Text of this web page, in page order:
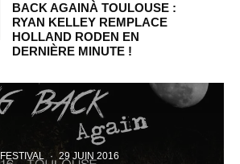
BACK AGAINÀ TOULOUSE :
RYAN KELLEY REMPLACE
HOLLAND RODEN EN
DERNIÈRE MINUTE !
FESTIVAL · 29 JUIN 2016